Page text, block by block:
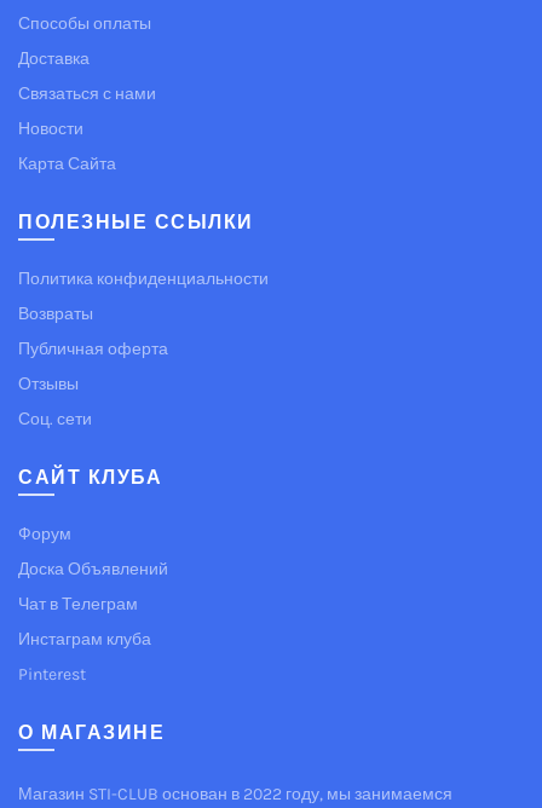
Способы оплаты
Доставка
Связаться с нами
Новости
Карта Сайта
ПОЛЕЗНЫЕ ССЫЛКИ
Политика конфиденциальности
Возвраты
Публичная оферта
Отзывы
Соц. сети
САЙТ КЛУБА
Форум
Доска Объявлений
Чат в Телеграм
Инстаграм клуба
Pinterest
О МАГАЗИНЕ
Магазин STI-CLUB основан в 2022 году, мы занимаемся